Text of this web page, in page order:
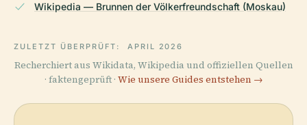
Wikipedia — Brunnen der Völkerfreundschaft (Moskau)
ZULETZT ÜBERPRÜFT: APRIL 2026
Recherchiert aus Wikidata, Wikipedia und offiziellen Quellen
· faktengeprüft · Wie unsere Guides entstehen →